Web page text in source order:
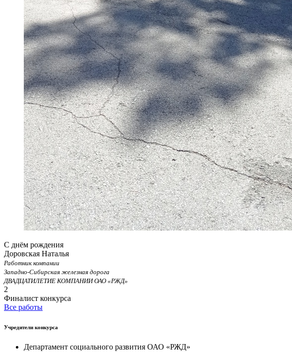
С днём рождения
Доровская Наталья
Работник компании
Западно-Сибирская железная дорога
ДВАДЦАТИЛЕТИЕ КОМПАНИИ ОАО «РЖД»
2
Финалист конкурса
Все работы
Учредители конкурса
Департамент социального развития ОАО «РЖД»